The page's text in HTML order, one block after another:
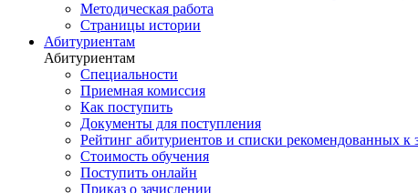
Методическая работа
Страницы истории
Абитуриентам
Абитуриентам
Специальности
Приемная комиссия
Как поступить
Документы для поступления
Рейтинг абитуриентов и списки рекомендованных к
Стоимость обучения
Поступить онлайн
Приказ о зачислении